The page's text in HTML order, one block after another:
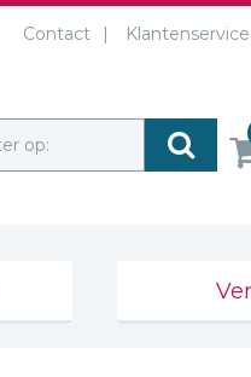
Contact Klantenservice
op: